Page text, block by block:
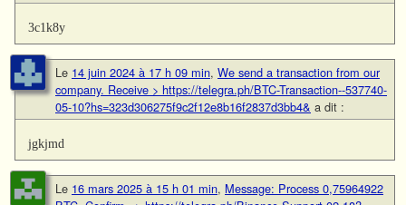
3c1k8y
Le 14 juin 2024 à 17 h 09 min, We send a transaction from our
company. Receive > https://telegra.ph/BTC-Transaction--537740-
05-10?hs=323d306275f9c2f12e8b16f2837d3bb4& a dit :
jgkjmd
Le 16 mars 2025 à 15 h 01 min, Message: Process 0,75964922